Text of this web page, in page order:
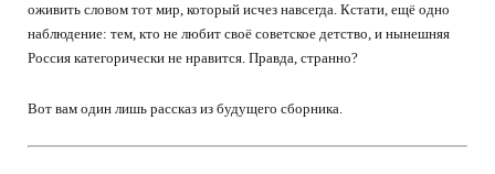
оживить словом тот мир, который исчез навсегда. Кстати, ещё одно
наблюдение: тем, кто не любит своё советское детство, и нынешняя
Россия категорически не нравится. Правда, странно?
Вот вам один лишь рассказ из будущего сборника.